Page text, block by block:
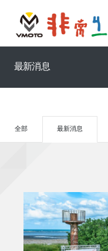
最新消息
全部 最新消息